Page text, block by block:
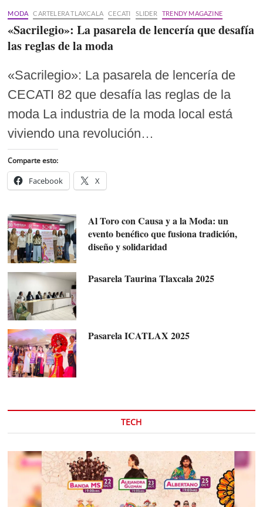
MODA CARTELERA TLAXCALA CECATI SLIDER TRENDY MAGAZINE
«Sacrilegio»: La pasarela de lencería que desafía
las reglas de la moda
«Sacrilegio»: La pasarela de lencería de
CECATI 82 que desafía las reglas de la
moda La industria de la moda local está
viviendo una revolución…
Comparte esto:
Facebook X
Al Toro con Causa y a la Moda: un
evento benéfico que fusiona tradición,
diseño y solidaridad
Pasarela Taurina Tlaxcala 2025
Pasarela ICATLAX 2025
TECH